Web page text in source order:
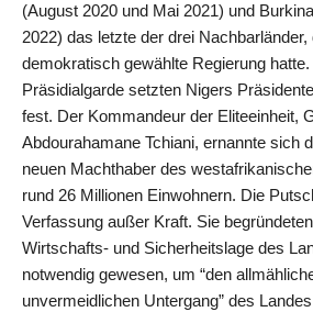
(August 2020 und Mai 2021) und
2022) das letzte der drei
demokratisch gewählte Regierung
Präsidialgarde setzten Nigers
fest. Der Kommandeur der Eliteeinheit,
Abdourahamane Tchiani, ernannte sich
neuen Machthaber des
rund 26 Millionen Einwohnern. Die
Verfassung außer Kraft. Sie
Wirtschafts- und Sicherheitslage des
notwendig gewesen, um “den
unvermeidlichen Untergang” des